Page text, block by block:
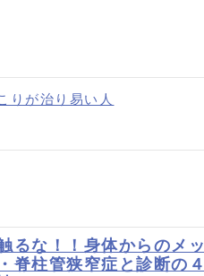
りが治り易い人
るな！！身体からのメッ
脊柱管狭窄症と診断の４